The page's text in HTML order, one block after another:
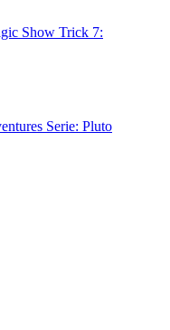
Show Trick 7:
Serie: Pluto